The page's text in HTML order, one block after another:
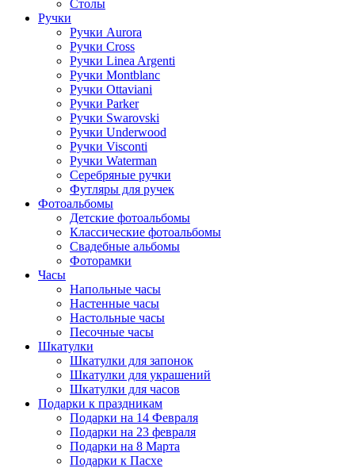
Столы
Ручки
Ручки Aurora
Ручки Cross
Ручки Linea Argenti
Ручки Montblanc
Ручки Ottaviani
Ручки Parker
Ручки Swarovski
Ручки Underwood
Ручки Visconti
Ручки Waterman
Серебряные ручки
Футляры для ручек
Фотоальбомы
Детские фотоальбомы
Классические фотоальбомы
Свадебные альбомы
Фоторамки
Часы
Напольные часы
Настенные часы
Настольные часы
Песочные часы
Шкатулки
Шкатулки для запонок
Шкатулки для украшений
Шкатулки для часов
Подарки к праздникам
Подарки на 14 Февраля
Подарки на 23 февраля
Подарки на 8 Марта
Подарки к Пасхе